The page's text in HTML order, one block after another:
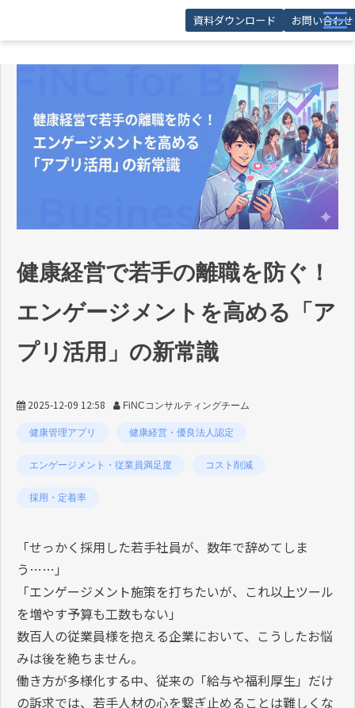
資料ダウンロード お問い合わせ
お役立ち記事
お役立ち資料
健康経営で若手の離職を防ぐ！
エンゲージメントを高める「ア
プリ活用」の新常識
2025-12-09 12:58 FiNCコンサルティングチーム
健康管理アプリ 健康経営・優良法人認定
エンゲージメント・従業員満足度 コスト削減
採用・定着率
「せっかく採用した若手社員が、数年で辞めてしま
う……」
「エンゲージメント施策を打ちたいが、これ以上ツール
を増やす予算も工数もない」
数百人の従業員様を抱える企業において、こうしたお悩
みは後を絶ちません。
働き方が多様化する中、従来の「給与や福利厚生」だけ
の訴求では、若手人材の心を繋ぎ止めることは難しくな